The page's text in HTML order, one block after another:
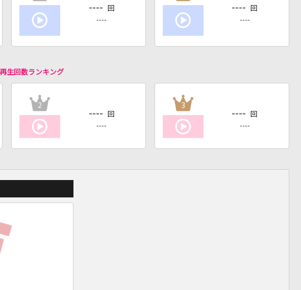
---- 回
----
---- 回
----
再生回数ランキング
2
---- 回
----
3
---- 回
----